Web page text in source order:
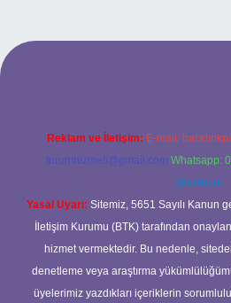
Reklam ve İletişim: E-mail:
forumhizmeti@gmail.com Whatsapp:
@karabul
Yasal Uyarı: Sitemiz, 5651 Sayılı Kanun
İletişim Kurumu (BTK) tarafından
hizmet vermektedir. Bu nedenle,
denetleme veya araştırma
üyelerimiz yazdıkları içeriklerin